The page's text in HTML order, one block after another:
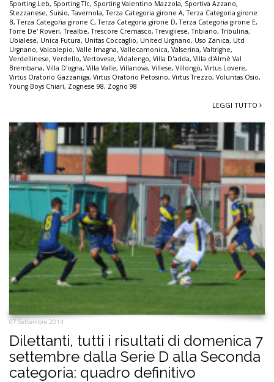
Sporting Leb, Sporting Tlc, Sporting Valentino Mazzola, Sportiva Azzano,
Stezzanese, Suisio,Tavernola,Terza Categoria girone A,Terza Categoria girone
B,Terza Categoria girone C,Terza Categoria girone D,Terza Categoria girone E,
Torre De' Roveri,Trealbe,Trescore Cremasco,Trevigliese,Tribiano,Tribulina,
Ubialese, Unica Futura, Unitas Coccaglio, United Urgnano, Uso Zanica, Utd
Urgnano, Valcalepio, Valle Imagna, Vallecamonica, Valserina, Valtrighe,
Verdellinese, Verdello, Vertovese, Vidalengo, Villa D'adda, Villa d'Almè Val
Brembana, Villa D'ogna, Villa Valle, Villanova, Villese, Villongo, Virtus Lovere,
Virtus Oratorio Gazzaniga, Virtus Oratorio Petosino, Virtus Trezzo, Voluntas Osio,
Young Boys Chiari, Zognese 98, Zogno 98
LEGGI TUTTO
07 Settembre 2014
Dilettanti, tutti i risultati di domenica 7
settembre dalla Serie D alla Seconda
categoria: quadro definitivo